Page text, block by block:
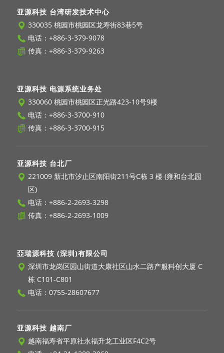
亚源科技 台湾研发技术中心
330035 桃园市桃园区龙寿街83巷5号
电话： +886-3-379-9078
传真：+886-3-379-9263
亚源科技 电源系统业务处
330060 桃园市桃园区正光路423-10号9楼
电话： +886-3-3700-910
传真：+886-3-3700-915
亚源科技 台北厂
221009 新北市汐止区南阳街211号C栋 3 楼 (雍和台北园
区)
电话： +886-2-2693-3298
传真：+886-2-2693-1009
亞瑞源科技 (深圳)有限公司
深圳市龙岗区园山街道大康社区山水二路产服科创大厦 C
栋 C101-C801
电话： 0755-28607677
亚源科技 越南厂
越南福寿省平原社永福升龙工业区F4C2号